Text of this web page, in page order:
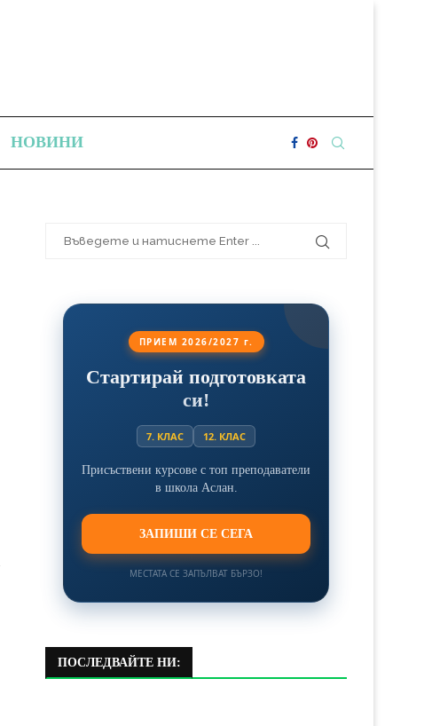
НОВИНИ
ПРИЕМ 2026/2027 г.
Стартирай подготовката
си!
7. КЛАС 12. КЛАС
Присъствени курсове с топ преподаватели
в школа Аслан.
ЗАПИШИ СЕ СЕГА
МЕСТАТА СЕ ЗАПЪЛВАТ БЪРЗО!
ПОСЛЕДВАЙТЕ НИ: